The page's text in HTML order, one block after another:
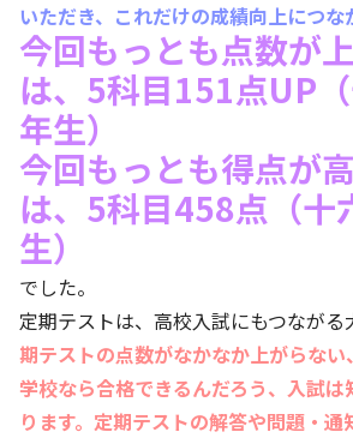
いただき、これだけの成績向上につな
今回もっとも点数が
は、5科目151点UP
年生）
今回もっとも得点が
は、5科目458点（
生）
でした。
定期テストは、高校入試にもつながる
期テストの点数がなかなか上がらな
学校なら合格できるんだろう、入試
ります。定期テストの解答や問題・